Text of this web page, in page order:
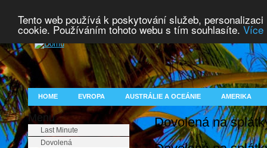
Tento web používá k poskytování služeb,
cookie. Používáním tohoto webu s tím souhlasíte. Více
HOME EVROPA AUSTRÁLIE A OCEÁNIE AMERIKA
Menu
Last Minute
Dovolená
Dovolená na